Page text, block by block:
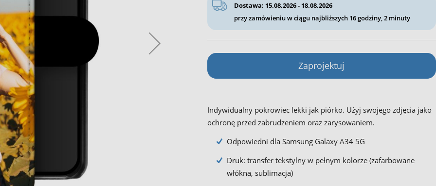
Dostawa: 15.08.2026 - 18.08.2026
przy zamówieniu w ciągu najbliższych 16 godziny, 2 minuty
Zaprojektuj
Indywidualny pokrowiec lekki jak piórko. Użyj swojego zdjęcia jako
ochronę przed zabrudzeniem oraz zarysowaniem.
Odpowiedni dla Samsung Galaxy A34 5G
Druk: transfer tekstylny w pełnym kolorze (zafarbowane
włókna, sublimacja)